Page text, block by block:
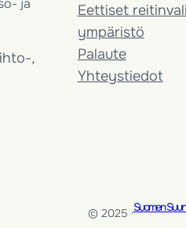
ja
,
Eettiset
ympäristö
Palaute
Yhteystiedot
© 2025 ·Suomen